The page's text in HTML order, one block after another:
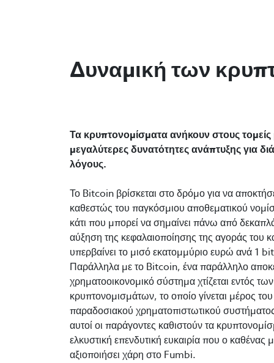
Δυναμική των
Τα κρυπτονομίσματα ανήκουν στους τομείς
μεγαλύτερες δυνατότητες ανάπτυξης για
λόγους.
Το Bitcoin βρίσκεται στο δρόμο για να
καθεστώς του παγκόσμιου αποθεματικού
κάτι που μπορεί να σημαίνει πάνω από
αύξηση της κεφαλαιοποίησης της αγοράς του
υπερβαίνει το μισό εκατομμύριο ευρώ ανά 1
Παράλληλα με το Bitcoin, ένα παράλληλο
χρηματοοικονομικό σύστημα χτίζεται εντός των
κρυπτονομισμάτων, το οποίο γίνεται μέρος του
παραδοσιακού χρηματοπιστωτικού
αυτοί οι παράγοντες καθιστούν τα
ελκυστική επενδυτική ευκαιρία που ο καθένας
αξιοποιήσει χάρη στο Fumbi.